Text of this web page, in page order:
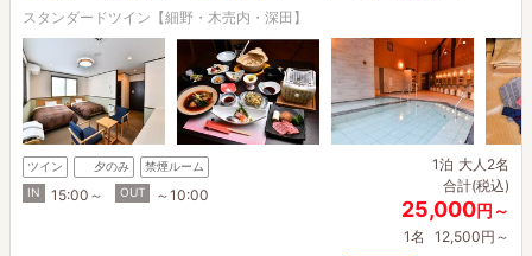
スタンダードツイン【細野・木売内・深田】
ツイン 夕のみ
禁煙ルーム
IN
15:00～ OUT ～10:00
1泊 大人2名
合計(税込)
25,000円～
1名 12,500円～